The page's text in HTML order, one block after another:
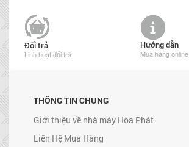
Đổi trả
Linh hoạt đổi trả
Hướng dẫn
Mua hàng online
THÔNG TIN CHUNG
Giới thiệu về nhà máy Hòa Phát
Liên Hệ Mua Hàng